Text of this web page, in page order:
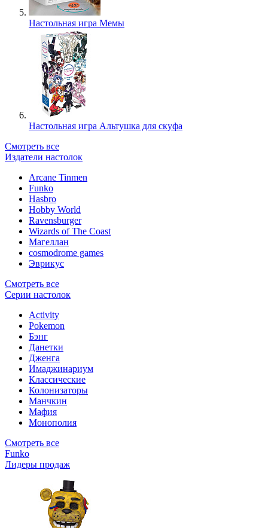
Настольная игра Мемы
Настольная игра Альтушка для скуфа
Смотреть все
Издатели настолок
Arcane Tinmen
Funko
Hasbro
Hobby World
Ravensburger
Wizards of The Coast
Магеллан
сosmodrome games
Эврикус
Смотреть все
Серии настолок
Activity
Pokemon
Бэнг
Данетки
Дженга
Имаджинариум
Классические
Колонизаторы
Манчкин
Мафия
Монополия
Смотреть все
Funko
Лидеры продаж